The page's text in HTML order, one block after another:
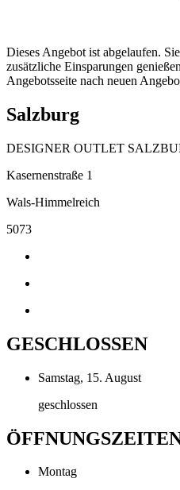
Dieses Angebot ist abgelaufen.
zusätzliche Einsparungen
Angebotsseite nach neuen
Salzburg
DESIGNER OUTLET
Kasernenstraße 1
Wals-Himmelreich
5073
GESCHLOSSEN
Samstag, 15. August
geschlossen
Montag